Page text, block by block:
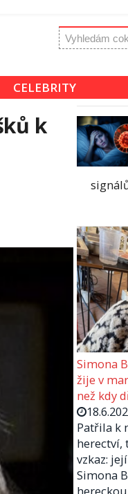
CELEBRITY
k
Simona
žije v
než kdy
Patřila k
herectví,
vzkaz:
Simona